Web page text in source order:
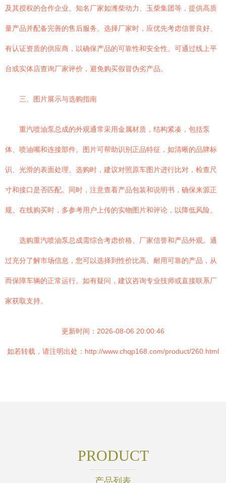
及其授权的合作企业。知名厂家如潍柴动力、玉柴集团等，提供高质
量产品并配备完善的售后服务。选择厂家时，应优先考虑信誉良好、
有认证资质的供应商，以确保产品的可靠性和安全性。可通过线上平
台或实体店查询厂家评价，避免购买假冒伪劣产品。
三、图片展示与选购指南
重汽喷油泵总成的外观通常采用金属材质，结构紧凑，包括泵
体、喷油嘴和连接部件。图片可帮助识别正品特征，如清晰的品牌标
识、光滑的表面处理。选购时，建议对照原车图片进行比对，检查尺
寸和接口是否匹配。同时，注意查看产品包装和说明书，确保来源正
规。在线购买时，多参考用户上传的实物图片和评论，以降低风险。
选购重汽喷油泵总成需综合考虑价格、厂家信誉和产品外观。通
过充分了解市场信息，您可以选择到性价比高、耐用可靠的产品，从
而保障车辆的正常运行。如有疑问，建议咨询专业技师或直接联系厂
家获取支持。
更新时间：2026-08-06 20:00:46
如若转载，请注明出处：http://www.chqp168.com/product/260.html
PRODUCT
产品列表